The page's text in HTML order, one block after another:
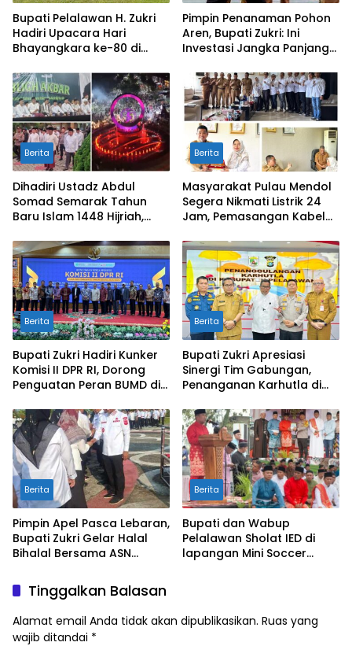
Bupati Pelalawan H. Zukri
Hadiri Upacara Hari
Bhayangkara ke-80 di
Pimpin Penanaman Pohon
Aren, Bupati Zukri: Ini
Investasi Jangka Panjang
Pelalawan
Berita
Dihadiri Ustadz Abdul
Somad Semarak Tahun
Baru Islam 1448 Hijriah,
Masyarakat
Berita
Masyarakat Pulau Mendol
Segera Nikmati Listrik 24
Jam, Pemasangan Kabel
Persen
Berita
Bupati Zukri Hadiri Kunker
Komisi II DPR RI, Dorong
Penguatan Peran BUMD di
Berita
Bupati Zukri Apresiasi
Sinergi Tim Gabungan,
Penanganan Karhutla di
Berita
Pimpin Apel Pasca Lebaran,
Bupati Zukri Gelar Halal
Bihalal Bersama ASN
Berita
Bupati dan Wabup
Pelalawan Sholat IED di
lapangan Mini Soccer
Tinggalkan Balasan
Alamat email Anda tidak akan dipublikasikan. Ruas yang
wajib ditandai *